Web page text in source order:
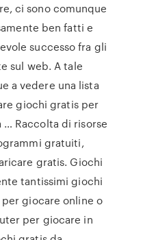
ci sono comunque
ben fatti e
successo fra gli
sul web. A tale
a vedere una lista
giochi gratis per
… Raccolta di risorse
gratuiti,
gratis. Giochi
tantissimi giochi
giocare online o
per giocare in